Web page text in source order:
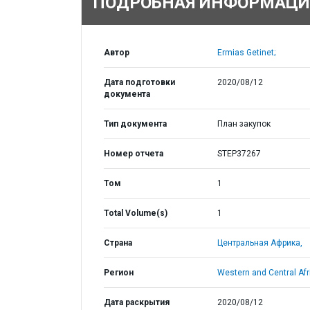
Автор Ermias Getinet;
Дата подготовки
документа
2020/08/12
Тип документа План закупок
Номер отчета STEP37267
Том 1
Total Volume(s) 1
Страна Центральная Африка,
Регион Western and Central
Дата раскрытия
2020/08/12